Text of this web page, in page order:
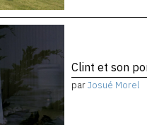
Clint et son
parJosué Morel